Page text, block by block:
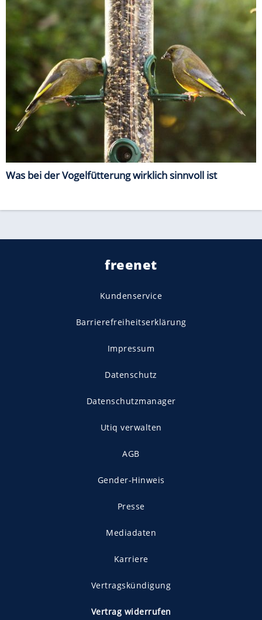
Was bei der Vogelfütterung wirklich sinnvoll ist
freenet
Kundenservice
Barrierefreiheitserklärung
Impressum
Datenschutz
Datenschutzmanager
Utiq verwalten
AGB
Gender-Hinweis
Presse
Mediadaten
Karriere
Vertragskündigung
Vertrag widerrufen